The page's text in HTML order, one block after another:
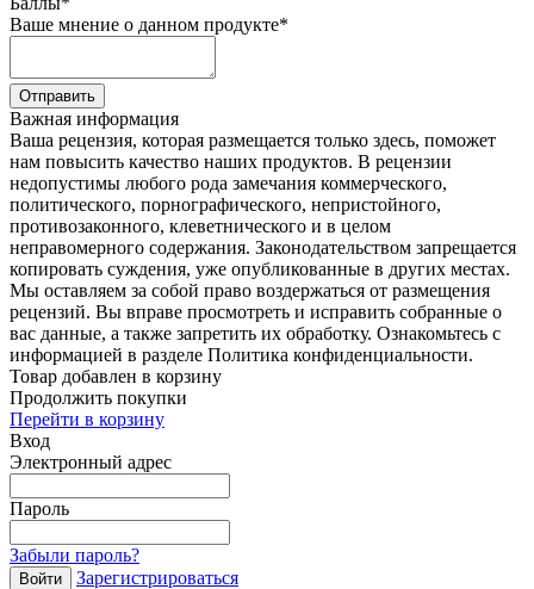
Ваше мнение о данном продукте*
Отправить
Важная информация
Ваша рецензия, которая размещается только здесь, поможет
нам повысить качество наших продуктов. В рецензии
недопустимы любого рода замечания коммерческого,
политического, порнографического, непристойного,
противозаконного, клеветнического и в целом
неправомерного содержания. Законодательством запрещается
копировать суждения, уже опубликованные в других местах.
Мы оставляем за собой право воздержаться от размещения
рецензий. Вы вправе просмотреть и исправить собранные о
вас данные, а также запретить их обработку. Ознакомьтесь с
информацией в разделе Политика конфиденциальности.
Товар добавлен в корзину
Продолжить покупки
Перейти в корзину
Вход
Электронный адрес
Пароль
Забыли пароль?
Войти
Зарегистрироваться